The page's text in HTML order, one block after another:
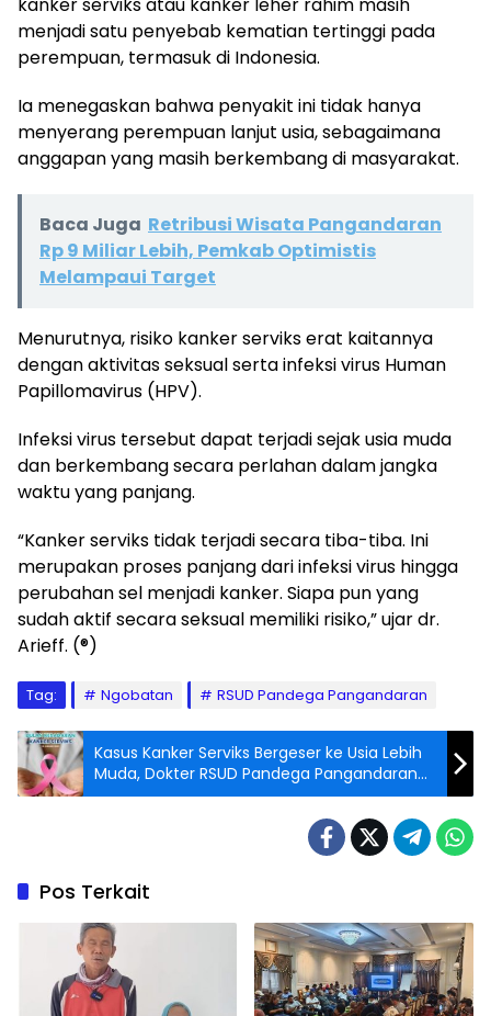
menjadi satu penyebab kematian tertinggi pada
perempuan, termasuk di Indonesia.
Ia menegaskan bahwa penyakit ini tidak hanya
menyerang perempuan lanjut usia, sebagaimana
anggapan yang masih berkembang di masyarakat.
Baca Juga Retribusi Wisata Pangandaran
Rp 9 Miliar Lebih, Pemkab Optimistis
Melampaui Target
Menurutnya, risiko kanker serviks erat kaitannya
dengan aktivitas seksual serta infeksi virus Human
Papillomavirus (HPV).
Infeksi virus tersebut dapat terjadi sejak usia muda
dan berkembang secara perlahan dalam jangka
waktu yang panjang.
“Kanker serviks tidak terjadi secara tiba-tiba. Ini
merupakan proses panjang dari infeksi virus hingga
perubahan sel menjadi kanker. Siapa pun yang
sudah aktif secara seksual memiliki risiko,” ujar dr.
Arieff. (®)
Tag: Ngobatan RSUD Pandega Pangandaran
Kasus Kanker Serviks Bergeser ke Usia Lebih
Muda, Dokter RSUD Pandega Pangandaran
Imbau Deteksi Dini
Pos Terkait